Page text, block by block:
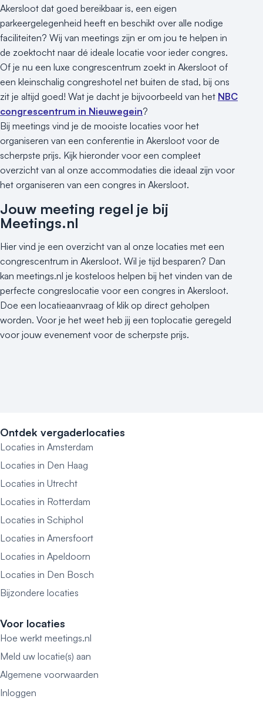
Akersloot dat goed bereikbaar is, een eigen
parkeergelegenheid heeft en beschikt over alle nodige
faciliteiten? Wij van meetings zijn er om jou te helpen in
de zoektocht naar dé ideale locatie voor ieder congres.
Of je nu een luxe congrescentrum zoekt in Akersloot of
een kleinschalig congreshotel net buiten de stad, bij ons
zit je altijd goed! Wat je dacht je bijvoorbeeld van het NBC
congrescentrum in Nieuwegein?
Bij meetings vind je de mooiste locaties voor het
organiseren van een conferentie in Akersloot voor de
scherpste prijs. Kijk hieronder voor een compleet
overzicht van al onze accommodaties die ideaal zijn voor
het organiseren van een congres in Akersloot.
Jouw meeting regel je bij
Meetings.nl
Hier vind je een overzicht van al onze locaties met een
congrescentrum in Akersloot. Wil je tijd besparen? Dan
kan meetings.nl je kosteloos helpen bij het vinden van de
perfecte congreslocatie voor een congres in Akersloot.
Doe een locatieaanvraag of klik op direct geholpen
worden. Voor je het weet heb jij een toplocatie geregeld
voor jouw evenement voor de scherpste prijs.
Ontdek vergaderlocaties
Locaties in Amsterdam
Locaties in Den Haag
Locaties in Utrecht
Locaties in Rotterdam
Locaties in Schiphol
Locaties in Amersfoort
Locaties in Apeldoorn
Locaties in Den Bosch
Bijzondere locaties
Voor locaties
Hoe werkt meetings.nl
Meld uw locatie(s) aan
Algemene voorwaarden
Inloggen